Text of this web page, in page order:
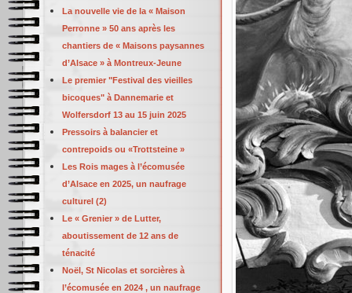
La nouvelle vie de la « Maison
Perronne » 50 ans après les
chantiers de « Maisons paysannes
d’Alsace » à Montreux-Jeune
Le premier "Festival des vieilles
bicoques" à Dannemarie et
Wolfersdorf 13 au 15 juin 2025
Pressoirs à balancier et
contrepoids ou «Trottsteine »
Les Rois mages à l’écomusée
d’Alsace en 2025, un naufrage
culturel (2)
Le « Grenier » de Lutter,
aboutissement de 12 ans de
ténacité
Noël, St Nicolas et sorcières à
l’écomusée en 2024 , un naufrage